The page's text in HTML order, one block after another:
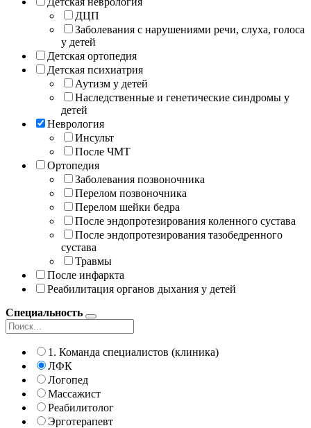
ДЦП
Заболевания с нарушениями речи, слуха, голоса
у детей
Детская ортопедия
Детская психиатрия
Аутизм у детей
Наследственные и генетические синдромы у
детей
Неврология
Инсульт
После ЧМТ
Ортопедия
Заболевания позвоночника
Перелом позвоночника
Перелом шейки бедра
После эндопротезирования коленного сустава
После эндопротезирования тазобедренного
сустава
Травмы
После инфаркта
Реабилитация органов дыхания у детей
Специальность
1. Команда специалистов (клиника)
ЛФК
Логопед
Массажист
Реабилитолог
Эрготерапевт